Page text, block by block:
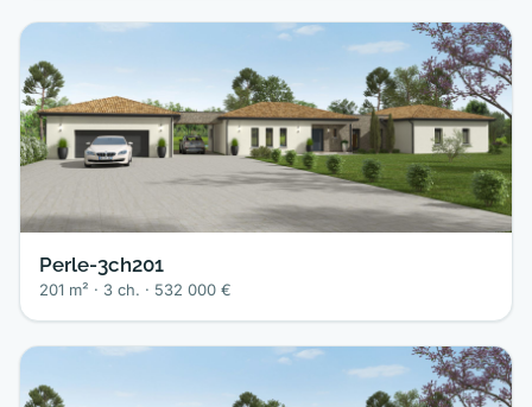
Perle-3ch201
201 m² · 3 ch. · 532 000 €